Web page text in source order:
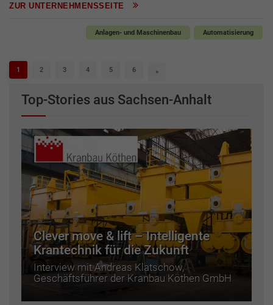
ZUR UNTERNEHMENSSEITE
Anlagen- und Maschinenbau Automatisierung
1 2 3 4 5 6 »
Top-Stories aus Sachsen-Anhalt
Clever move & lift – Intelligente
Krantechnik für die Zukunft
Interview mit Andreas Klatschow,
Geschäftsführer der Kranbau Köthen GmbH